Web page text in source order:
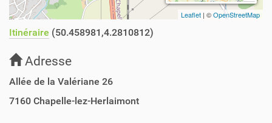
Leaflet | ©OpenStreetMap
Itinéraire (50.458981,4.2810812)
Adresse
Allée de la Valériane 26
7160 Chapelle-lez-Herlaimont